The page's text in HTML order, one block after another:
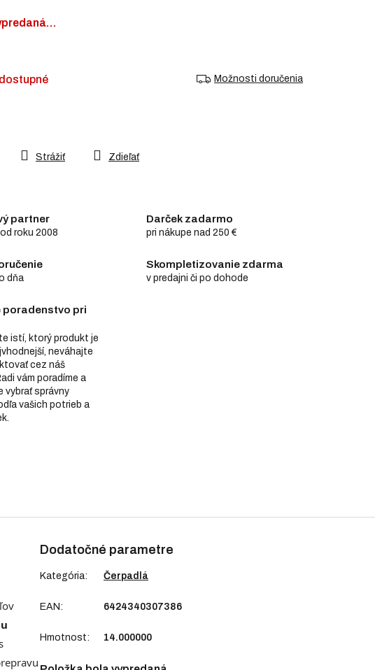
Možnosti doručenia
Strážiť Zdieľať
partner
roku 2008
Darček zadarmo
pri nákupe nad 250 €
dňa
Skompletizovanie zdarma
v predajni či po dohode
poradenstvo pri
istí, ktorý produkt je
neváhajte
cez náš
vám poradíme a
vybrať správny
vašich potrieb a
Dodatočné parametre
Kategória: Čerpadlá
EAN : 6424340307386
Hmotnost: 14.000000